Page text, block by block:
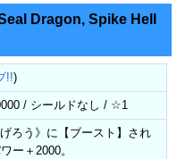
Dragon, Spike Hell
!!)
/ シールドなし / ☆1
ろう》に【ブースト】され
ー＋2000。